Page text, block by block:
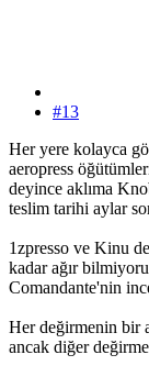
#13
Her yere kolayca
aeropress
deyince aklıma
teslim tarihi aylar
1zpresso ve Kinu
kadar ağır
Comandante'nin
Her değirmenin bir
ancak diğer